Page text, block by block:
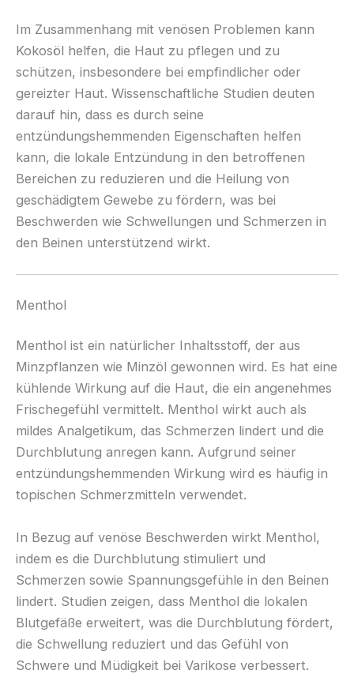
Im Zusammenhang mit venösen Problemen kann
Kokosöl helfen, die Haut zu pflegen und zu
schützen, insbesondere bei empfindlicher oder
gereizter Haut. Wissenschaftliche Studien deuten
darauf hin, dass es durch seine
entzündungshemmenden Eigenschaften helfen
kann, die lokale Entzündung in den betroffenen
Bereichen zu reduzieren und die Heilung von
geschädigtem Gewebe zu fördern, was bei
Beschwerden wie Schwellungen und Schmerzen in
den Beinen unterstützend wirkt.
Menthol
Menthol ist ein natürlicher Inhaltsstoff, der aus
Minzpflanzen wie Minzöl gewonnen wird. Es hat eine
kühlende Wirkung auf die Haut, die ein angenehmes
Frischegefühl vermittelt. Menthol wirkt auch als
mildes Analgetikum, das Schmerzen lindert und die
Durchblutung anregen kann. Aufgrund seiner
entzündungshemmenden Wirkung wird es häufig in
topischen Schmerzmitteln verwendet.
In Bezug auf venöse Beschwerden wirkt Menthol,
indem es die Durchblutung stimuliert und
Schmerzen sowie Spannungsgefühle in den Beinen
lindert. Studien zeigen, dass Menthol die lokalen
Blutgefäße erweitert, was die Durchblutung fördert,
die Schwellung reduziert und das Gefühl von
Schwere und Müdigkeit bei Varikose verbessert.